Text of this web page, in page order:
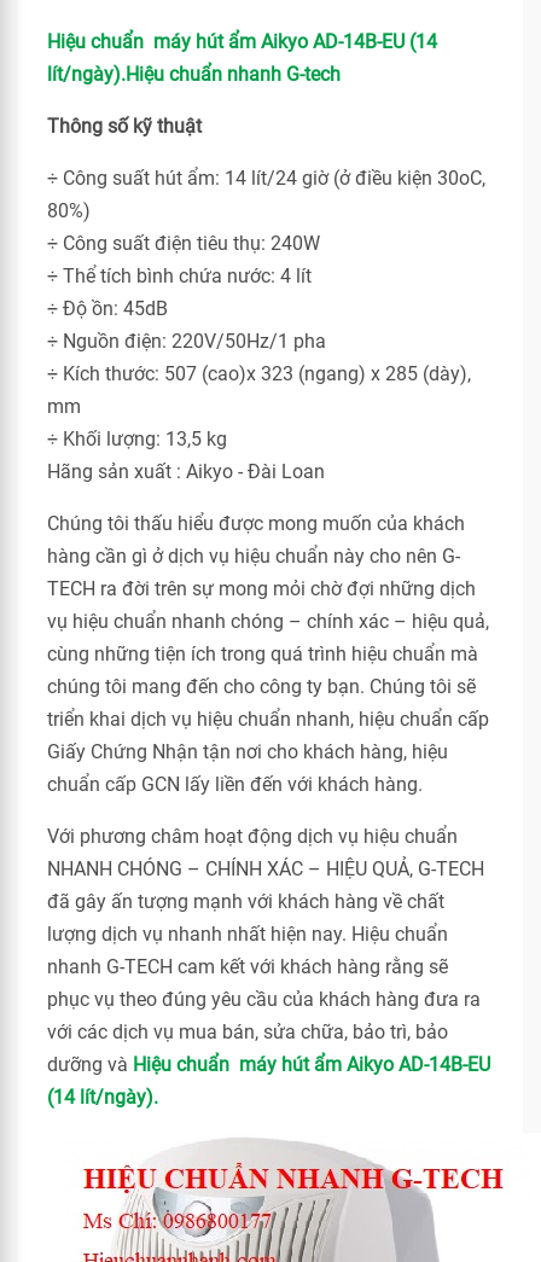
Hiệu chuẩn máy hút ẩm Aikyo AD-14B-EU (14
lít/ngày).Hiệu chuẩn nhanh G-tech
Thông số kỹ thuật
÷ Công suất hút ẩm: 14 lít/24 giờ (ở điều kiện 30oC,
80%)
÷ Công suất điện tiêu thụ: 240W
÷ Thể tích bình chứa nước: 4 lít
÷ Độ ồn: 45dB
÷ Nguồn điện: 220V/50Hz/1 pha
÷ Kích thước: 507 (cao)x 323 (ngang) x 285 (dày),
mm
÷ Khối lượng: 13,5 kg
Hãng sản xuất : Aikyo - Đài Loan
Chúng tôi thấu hiểu được mong muốn của khách
hàng cần gì ở dịch vụ hiệu chuẩn này cho nên G-
TECH ra đời trên sự mong mỏi chờ đợi những dịch
vụ hiệu chuẩn nhanh chóng – chính xác – hiệu quả,
cùng những tiện ích trong quá trình hiệu chuẩn mà
chúng tôi mang đến cho công ty bạn. Chúng tôi sẽ
triển khai dịch vụ hiệu chuẩn nhanh, hiệu chuẩn cấp
Giấy Chứng Nhận tận nơi cho khách hàng, hiệu
chuẩn cấp GCN lấy liền đến với khách hàng.
Với phương châm hoạt động dịch vụ hiệu chuẩn
NHANH CHÓNG – CHÍNH XÁC – HIỆU QUẢ, G-TECH
đã gây ấn tượng mạnh với khách hàng về chất
lượng dịch vụ nhanh nhất hiện nay. Hiệu chuẩn
nhanh G-TECH cam kết với khách hàng rằng sẽ
phục vụ theo đúng yêu cầu của khách hàng đưa ra
với các dịch vụ mua bán, sửa chữa, bảo trì, bảo
dưỡng và Hiệu chuẩn máy hút ẩm Aikyo AD-14B-EU
(14 lít/ngày).